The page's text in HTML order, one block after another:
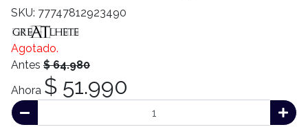
SKU: 77747812923490
Agotado.
Antes $ 64.980
Ahora $ 51.990